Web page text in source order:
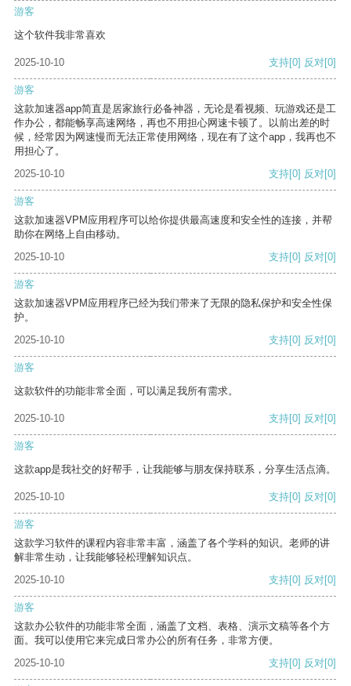
游客
这个软件我非常喜欢
2025-10-10 支持[0] 反对[0]
游客
这款加速器app简直是居家旅行必备神器，无论是看视频、玩游戏还是工
作办公，都能畅享高速网络，再也不用担心网速卡顿了。以前出差的时
候，经常因为网速慢而无法正常使用网络，现在有了这个app，我再也不
用担心了。
2025-10-10
支持[0] 反对[0]
游客
这款加速器VPM应用程序可以给你提供最高速度和安全性的连接，并帮
助你在网络上自由移动。
2025-10-10
支持[0] 反对[0]
游客
这款加速器VPM应用程序已经为我们带来了无限的隐私保护和安全性保
护。
2025-10-10
支持[0] 反对[0]
游客
这款软件的功能非常全面，可以满足我所有需求。
2025-10-10 支持[0] 反对[0]
游客
这款app是我社交的好帮手，让我能够与朋友保持联系，分享生活点滴。
2025-10-10 支持[0] 反对[0]
游客
这款学习软件的课程内容非常丰富，涵盖了各个学科的知识。老师的讲
解非常生动，让我能够轻松理解知识点。
2025-10-10
支持[0] 反对[0]
游客
这款办公软件的功能非常全面，涵盖了文档、表格、演示文稿等各个方
面。我可以使用它来完成日常办公的所有任务，非常方便。
2025-10-10
支持[0] 反对[0]